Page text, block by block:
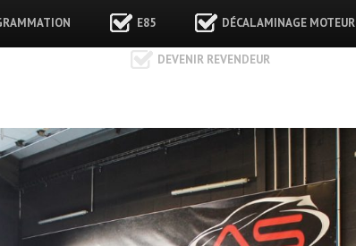
E85 DÉCALAMINAGE MOTEUR
DEVENIR REVENDEUR